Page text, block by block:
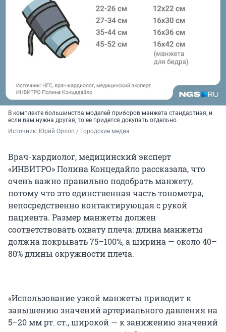
В комплекте большинства моделей приборов манжета стандартная, и
если вам нужна другая, то ее придется докупать отдельно
Источник: Юрий Орлов / Городские медиа
Врач-кардиолог, медицинский эксперт
«ИНВИТРО» Полина Концедайло рассказала, что
очень важно правильно подобрать манжету,
потому что это единственная часть тонометра,
непосредственно контактирующая с рукой
пациента. Размер манжеты должен
соответствовать охвату плеча: длина манжеты
должна покрывать 75–100%, а ширина — около 40–
80% длины окружности плеча.
«Использование узкой манжеты приводит к
завышению значений артериального давления на
5–20 мм рт. ст., широкой — к занижению значений